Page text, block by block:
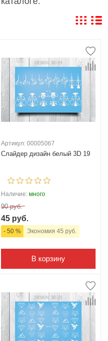
Артикул: 00005067
Слайдер дизайн белый 3D 19
Наличие: много
90 руб.
45 руб.
- 50 % Экономия 45 руб.
В корзину